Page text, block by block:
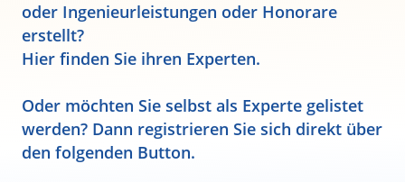
oder Ingenieurleistungen oder Honorare
erstellt?
Hier finden Sie ihren Experten.
Oder möchten Sie selbst als Experte gelistet
werden? Dann registrieren Sie sich direkt über
den folgenden Button.